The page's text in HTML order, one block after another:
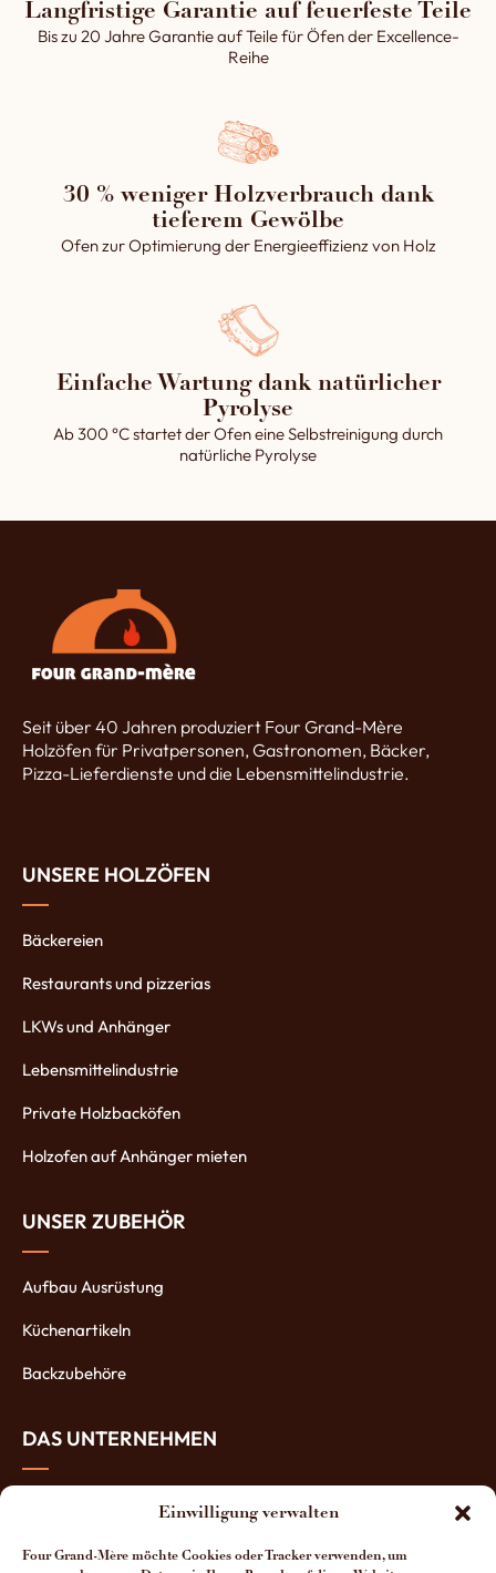
Einwilligung verwalten
Four Grand-Mère möchte Cookies oder Tracker verwenden, um
Langfristige Garantie auf feuerfeste Teile
Bis zu 20 Jahre Garantie auf Teile für Öfen der Excellence-
Reihe
30 % weniger Holzverbrauch dank
tieferem Gewölbe
Ofen zur Optimierung der Energieeffizienz von Holz
Einfache Wartung dank natürlicher
Pyrolyse
Ab 300 °C startet der Ofen eine Selbstreinigung durch
natürliche Pyrolyse
Seit über 40 Jahren produziert Four Grand-Mère
Holzöfen für Privatpersonen, Gastronomen, Bäcker,
Pizza-Lieferdienste und die Lebensmittelindustrie.
UNSERE HOLZÖFEN
Bäckereien
Restaurants und pizzerias
LKWs und Anhänger
Lebensmittelindustrie
Private Holzbacköfen
Holzofen auf Anhänger mieten
UNSER ZUBEHÖR
Aufbau Ausrüstung
Küchenartikeln
Backzubehöre
DAS UNTERNEHMEN
Die Öfen-Herstellung